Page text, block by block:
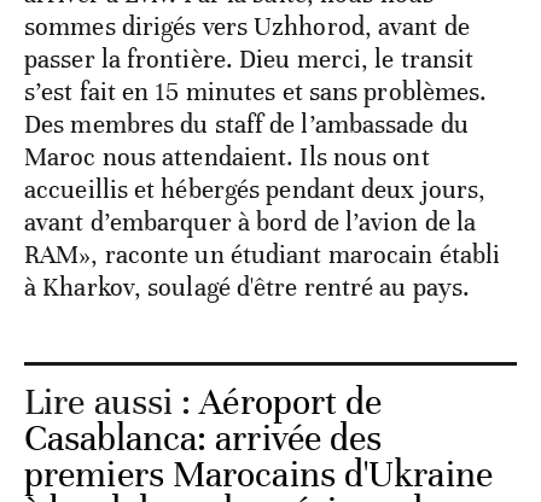
sommes dirigés vers Uzhhorod, avant de
passer la frontière. Dieu merci, le transit
s’est fait en 15 minutes et sans problèmes.
Des membres du staff de l’ambassade du
Maroc nous attendaient. Ils nous ont
accueillis et hébergés pendant deux jours,
avant d’embarquer à bord de l’avion de la
RAM», raconte un étudiant marocain établi
à Kharkov, soulagé d'être rentré au pays.
Lire aussi :Aéroport de
Casablanca: arrivée des
premiers Marocains d'Ukraine